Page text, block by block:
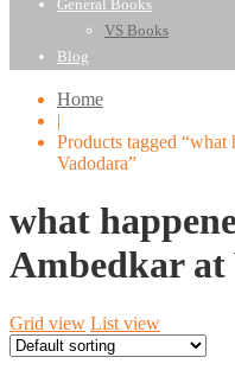
General Books
VS Books
Blog
Home
|
Products tagged
Vadodara”
what
Ambedkar at
Grid view List view